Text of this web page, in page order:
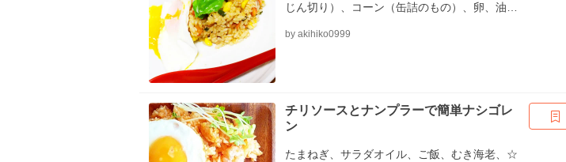
じん切り）、コーン（缶詰のもの）、卵、油
（お好みで）、ニンニク（みじん切り）、油
by akihiko0999
チリソースとナンプラーで簡単ナシゴレ
ン
たまねぎ、サラダオイル、ご飯、むき海老、☆